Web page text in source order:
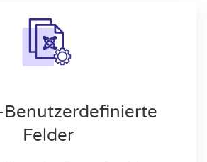
Benutzerdefinierte
Felder